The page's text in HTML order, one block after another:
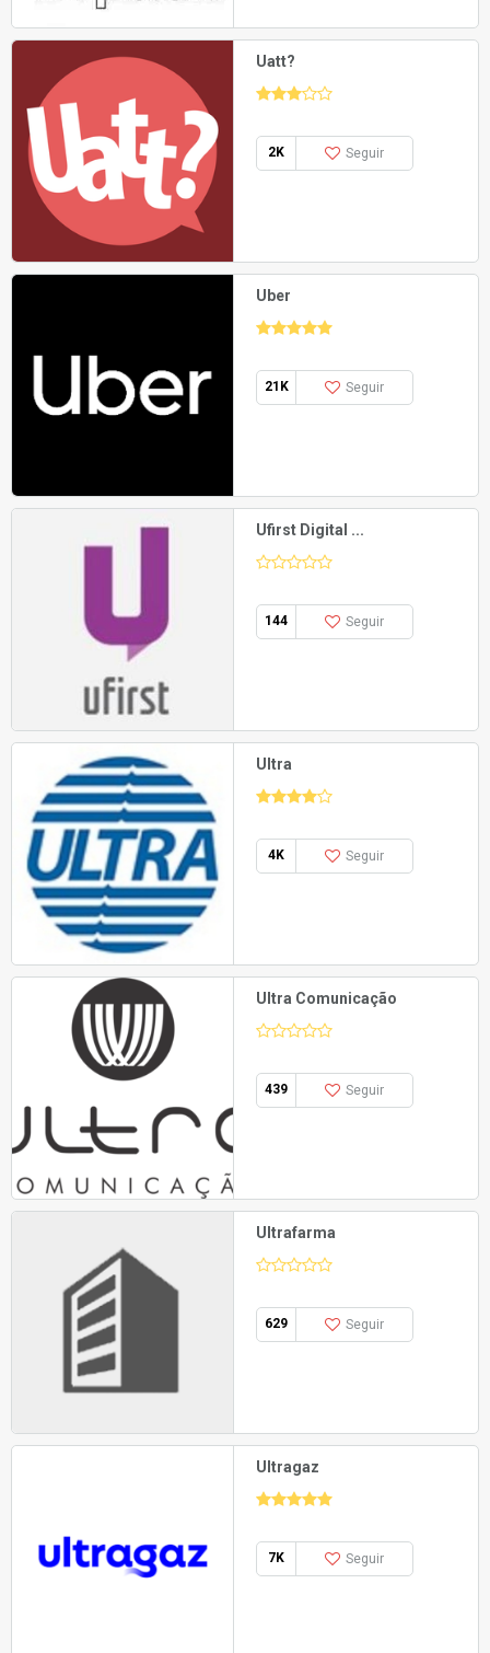
Uatt?
2K Seguir
Uber
21K Seguir
Ufirst Digital ...
144 Seguir
Ultra
4K Seguir
Ultra Comunicação
439 Seguir
Ultrafarma
629 Seguir
Ultragaz
7K Seguir